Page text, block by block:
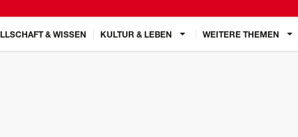
& WISSEN KULTUR & LEBEN WEITERE THEMEN